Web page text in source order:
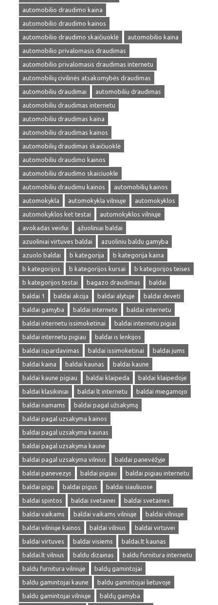
automobilio draudimo kaina
automobilio draudimo kainos
automobilio draudimo skaičiuoklė
automobilio kaina
automobilio privalomasis draudimas
automobilio privalomasis draudimas internetu
automobilių civilinės atsakomybės draudimas
automobiliu draudimai
automobiliu draudimas
automobiliu draudimas internetu
automobiliu draudimas kaina
automobiliu draudimas kainos
automobilių draudimas skaičiuoklė
automobiliu draudimo kainos
automobiliu draudimo skaiciuokle
automobiliu draudimu kainos
automobilių kainos
automokykla
automokykla vilniuje
automokyklos
automokyklos ket testai
automokyklos vilniuje
avokadas veidui
ąžuoliniai baldai
azuoliniai virtuves baldai
azuoliniu baldu gamyba
azuolo baldai
b kategorija
b kategorija kaina
b kategorijos
b kategorijos kursai
b kategorijos teises
b kategorijos testai
bagazo draudimas
baldai
baldai 1
baldai akcija baldai alytuje
baldai deveti
baldai gamyba
baldai internete
baldai internetu
baldai internetu issimoketinai
baldai internetu pigiai
baldai internetu pigiau
baldai is lenkijos
baldai ispardavimas
baldai issimoketinai
baldai jums
baldai kaina
baldai kaunas
baldai kaune
baldai kaune pigiau
baldai klaipeda
baldai klaipedoje
baldai klasikiniai
baldai lt internetu
baldai miegamojo
baldai namams
baldai pagal užsakymą
baldai pagal uzsakyma kainos
baldai pagal uzsakyma kaunas
baldai pagal uzsakyma kaune
baldai pagal uzsakyma vilnius
baldai panevėžyje
baldai panevezys
baldai pigiau
baldai pigiau internetu
baldai pigu
baldai pigus
baldai siauliuose
baldai spintos
baldai svetainei
baldai svetaines
baldai vaikams
baldai vaikams vilniuje
baldai vilniuje
baldai vilniuje kainos
baldai vilnius
baldai virtuvei
baldai virtuves
baldai visiems
baldai.lt kaunas
baldai.lt vilnius
baldu dizainas
baldu furnitura internetu
baldu furnitura vilniuje
baldų gamintojai
baldu gamintojai kaune
baldu gamintojai lietuvoje
baldu gamintojai vilniuje
baldų gamyba